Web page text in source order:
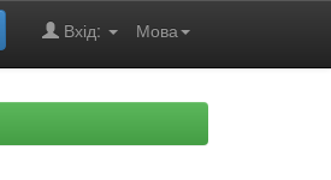
Мова
Вхід: